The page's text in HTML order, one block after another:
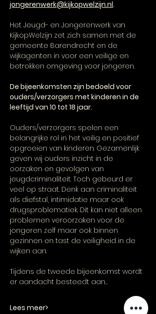
jongerenwerk@kijkopwelzijn.nl.
Het Jeugd- en Jongerenwerk van
KijkopWelzijn zet zich samen met de
gemeente Barendrecht en de
wijkagenten in voor een veilige en
betrokken omgeving voor jongeren.
De bijeenkomsten zijn bedoeld voor
ouders/verzorgers met kinderen in de
leeftijd van 10 tot 18 jaar.
Ouders/verzorgers spelen een
belangrijke rol in het veilig en positief
opgroeien van kinderen. Gezamenlijk
geven wij ouders inzicht in de
oorzaken en gevolgen van
jeugdcriminaliteit. Toch gebeurd er
veel op straat. Denk aan criminaliteit
als diefstal, intimidatie maar ook
drugsproblematiek. Dit kan niet alleen
problemen veroorzaken voor de
jongeren zelf maar ook binnen
gezinnen en tast de veiligheid in de
wijken aan.
Tijdens de tweede bijeenkomst wordt
er aandacht besteedt aan…
Lees meer>